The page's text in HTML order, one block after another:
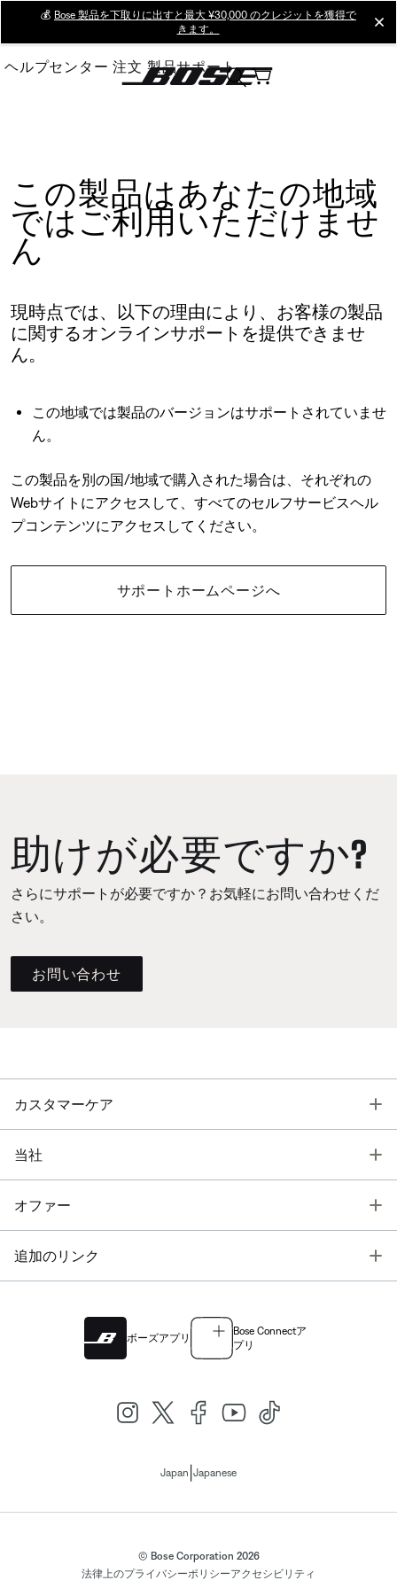
Main
💰 Bose 製品を下取りに出すと最大 ¥30,000 のクレジットを獲得で
きます。
ヘルプセンター 注文 製品サポート
この製品はあなたの地域
ではご利用いただけませ
ん
現時点では、以下の理由により、お客様の製品
に関するオンラインサポートを提供できませ
ん。
この地域では製品のバージョンはサポートされていませ
ん。
この製品を別の国/地域で購入された場合は、それぞれの
Webサイトにアクセスして、すべてのセルフサービスヘル
プコンテンツにアクセスしてください。
サポートホームページへ
助けが必要ですか?
さらにサポートが必要ですか？お気軽にお問い合わせくだ
さい。
お問い合わせ
カスタマーケア
当社
オファー
追加のリンク
ボーズアプリ
Bose Connectア
プリ
Japan Japanese
© Bose Corporation 2026
法律上のプライバシーポリシーアクセシビリティ